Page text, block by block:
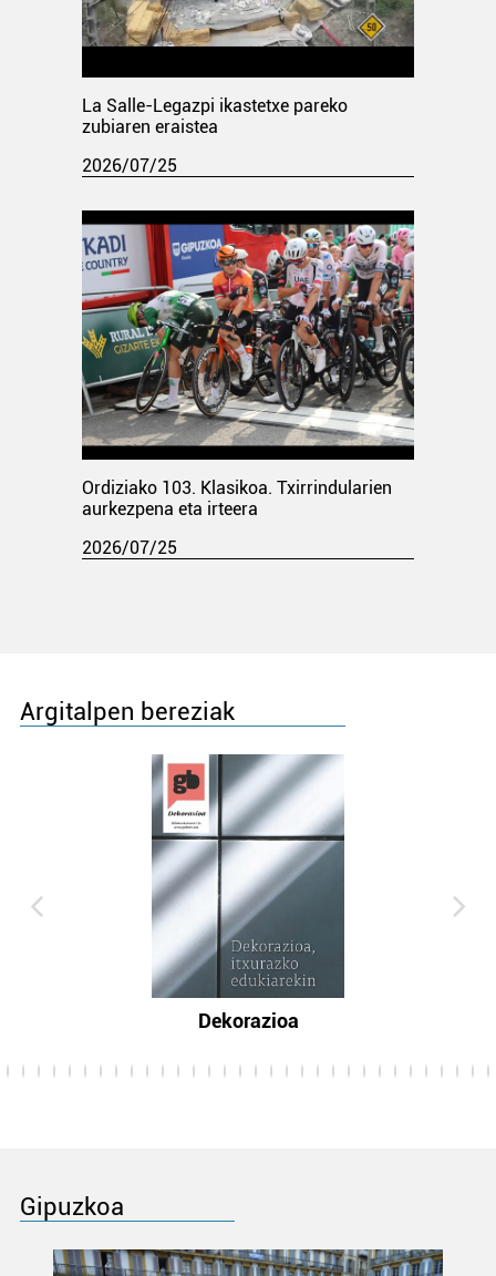
La Salle-Legazpi ikastetxe pareko
zubiaren eraistea
2026/07/25
Ordiziako 103. Klasikoa. Txirrindularien
aurkezpena eta irteera
2026/07/25
Argitalpen bereziak
Dekorazioa
Gipuzkoa